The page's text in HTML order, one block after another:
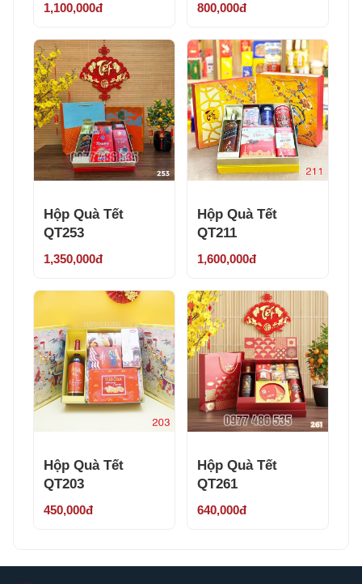
1,100,000đ 800,000đ
Hộp Quà Tết
QT253
1,350,000đ
Hộp Quà Tết
QT211
1,600,000đ
Hộp Quà Tết
QT203
450,000đ
Hộp Quà Tết
QT261
640,000đ